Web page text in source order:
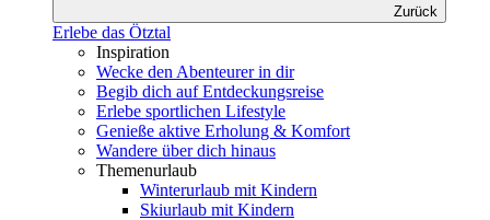
Zurück
Erlebe das Ötztal
Inspiration
Wecke den Abenteurer in dir
Begib dich auf Entdeckungsreise
Erlebe sportlichen Lifestyle
Genieße aktive Erholung & Komfort
Wandere über dich hinaus
Themenurlaub
Winterurlaub mit Kindern
Skiurlaub mit Kindern